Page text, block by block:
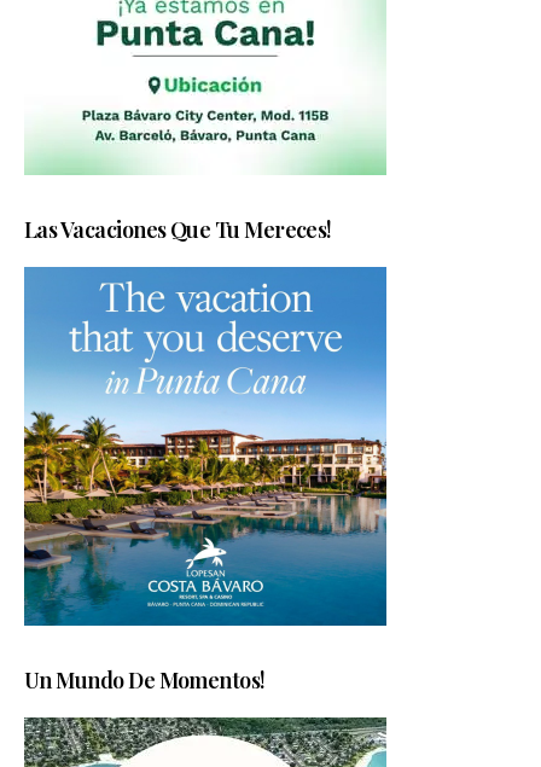
Las Vacaciones Que Tu Mereces!
Un Mundo De Momentos!